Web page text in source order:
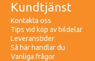
Kundtjänst
Kontakta oss
Tips vid köp av bildelar
Leveranstider
Så här handlar du
Vanliga frågor